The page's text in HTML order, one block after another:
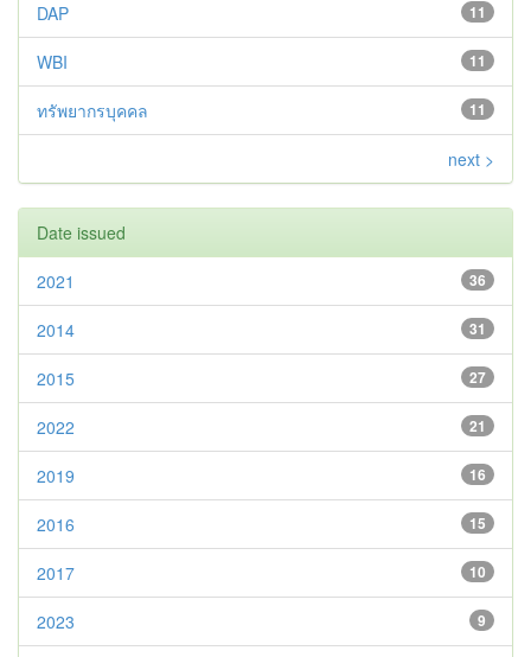
11
DAP
11
WBI
11
ทรัพยากรบุคคล
next >
Date issued
36
2021
31
2014
27
2015
21
2022
16
2019
15
2016
10
2017
9
2023